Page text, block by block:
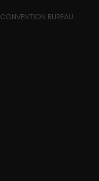
CONVENTION BUREAU